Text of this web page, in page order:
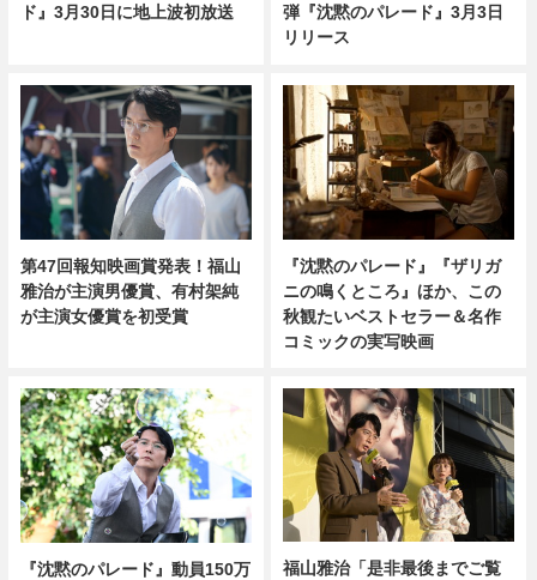
ド』3月30日に地上波初放送
弾『沈黙のパレード』3月3日
リリース
第47回報知映画賞発表！福山
雅治が主演男優賞、有村架純
が主演女優賞を初受賞
『沈黙のパレード』『ザリガ
ニの鳴くところ』ほか、この
秋観たいベストセラー＆名作
コミックの実写映画
『沈黙のパレード』動員150万
福山雅治「是非最後までご覧